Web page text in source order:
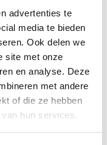
advertenties te
media te bieden
Ook delen we
site met onze
en analyse. Deze
met andere
of die ze hebben
hun services.
kan heten;
rond haar
zou heel